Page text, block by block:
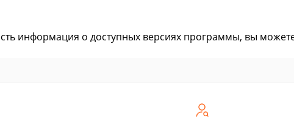
информация о доступных версиях программы, вы